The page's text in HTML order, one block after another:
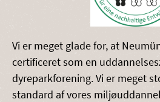
Vi er meget glade for, at
certificeret som en
dyreparkforening. Vi er meget
standard af vores